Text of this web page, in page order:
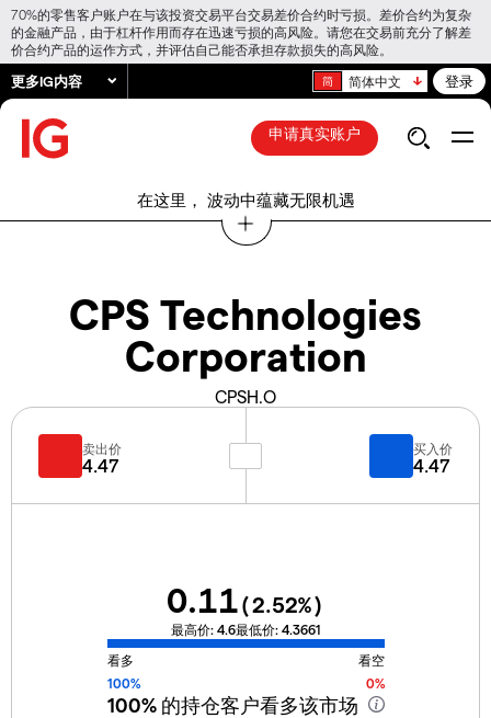
70%的零售客户账户在与该投资交易平台交易差价合约时亏损。差价合约为复杂
的金融产品，由于杠杆作用而存在迅速亏损的高风险。请您在交易前充分了解差
价合约产品的运作方式，并评估自己能否承担存款损失的高风险。
更多IG内容 简体中文 登录
申请真实账户
在这里， 波动中蕴藏无限机遇
CPS Technologies
Corporation
CPSH.O
卖出价
4.47
买入价
4.47
0.11(2.52%)
最高价: 4.6最低价: 4.3661
看多
看空
100%
0%
100%的持仓客户看多该市场